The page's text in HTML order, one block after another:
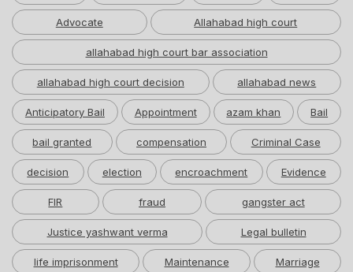
Advocate Allahabad high court
allahabad high court bar association
allahabad high court decision allahabad news
Anticipatory Bail Appointment azam khan Bail
bail granted compensation Criminal Case
decision election encroachment Evidence
FIR fraud gangster act
Justice yashwant verma Legal bulletin
life imprisonment Maintenance Marriage